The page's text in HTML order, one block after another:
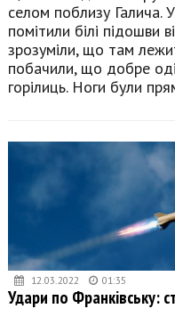
селом поблизу Галича.
помітили білі підошви
зрозуміли, що там
побачили, що добре
горілиць. Ноги були
12.03.2022 01:35
Удари по Франківську: